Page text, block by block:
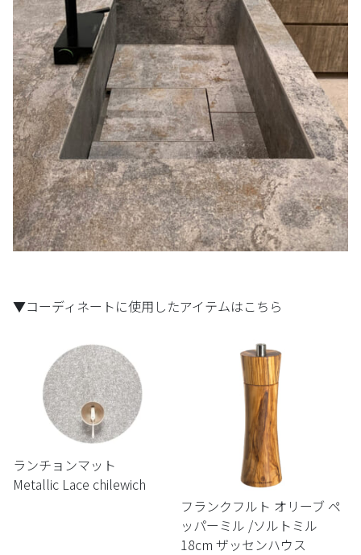
▼コーディネートに使用したアイテムはこちら
ランチョンマット
Metallic Lace chilewich
フランクフルト オリーブ ペ
ッパーミル /ソルトミル
18cm ザッセンハウス